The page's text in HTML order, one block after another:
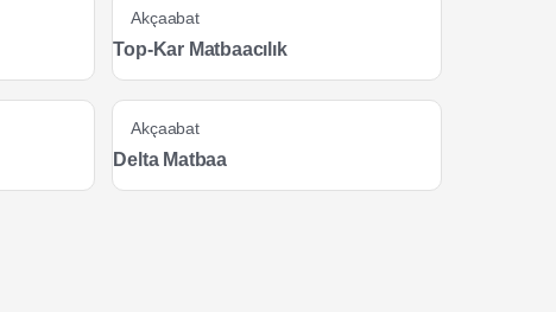
Akçaabat
Top-Kar Matbaacılık
Akçaabat
Delta Matbaa